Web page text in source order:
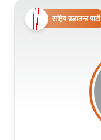
राष्ट्रिय प्रजातन्त्र पार्टी